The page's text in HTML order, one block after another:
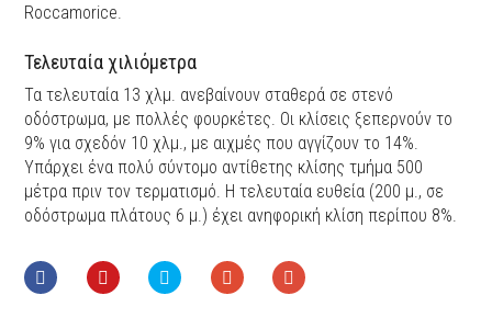
Roccamorice.
Τελευταία χιλιόμετρα
Τα τελευταία 13 χλμ. ανεβαίνουν σταθερά σε στενό
οδόστρωμα, με πολλές φουρκέτες. Οι κλίσεις ξεπερνούν το
9% για σχεδόν 10 χλμ., με αιχμές που αγγίζουν το 14%.
Υπάρχει ένα πολύ σύντομο αντίθετης κλίσης τμήμα 500
μέτρα πριν τον τερματισμό. Η τελευταία ευθεία (200 μ., σε
οδόστρωμα πλάτους 6 μ.) έχει ανηφορική κλίση περίπου 8%.